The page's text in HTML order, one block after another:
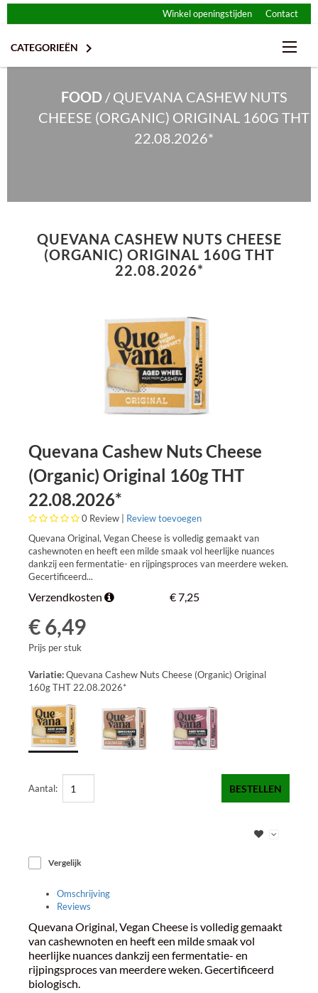
Winkel openingstijden Contact
CATEGORIEËN 
CHOCOLADE
SNOEP, KOEK, CAKE EN GEBAK
FRISDRANK
KOFFIE, THEE & CACAO
PALMOLIE-VRIJ
VEGGIE 4U GIFT CARD
TASSEN
DIVERSEN
FOOD/QUEVANA CASHEW NUTS
CHEESE (ORGANIC) ORIGINAL 160G THT
22.08.2026*
QUEVANA CASHEW NUTS CHEESE
(ORGANIC) ORIGINAL 160G THT
22.08.2026*
Quevana Cashew Nuts Cheese
(Organic) Original 160g THT
22.08.2026*
0 Review | Review toevoegen
Quevana Original, Vegan Cheese is volledig gemaakt van
cashewnoten en heeft een milde smaak vol heerlijke nuances
dankzij een fermentatie- en rijpingsproces van meerdere weken.
Gecertificeerd...
Verzendkosten € 7,25
€ 6,49
Prijs per stuk
Variatie:Quevana Cashew Nuts Cheese (Organic) Original
160g THT 22.08.2026*
Aantal: BESTELLEN
Vergelijk
Omschrijving
Reviews
Quevana Original, Vegan Cheese is volledig gemaakt
van cashewnoten en heeft een milde smaak vol
heerlijke nuances dankzij een fermentatie- en
rijpingsproces van meerdere weken. Gecertificeerd
biologisch.